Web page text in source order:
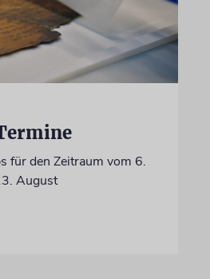
für den Zeitraum vom 6.
August